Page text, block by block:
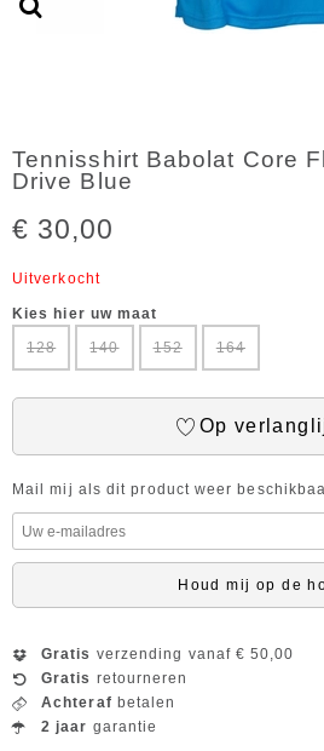
Tennisshirt Babolat Core
Drive Blue
€ 30,00
Uitverkocht
Kies hier uw maat
128
140 152 164
Op
Mail mij als dit product weer
Houd mij op de
Gratis verzending vanaf € 50,00
Gratis retourneren
Achteraf betalen
2 jaar garantie